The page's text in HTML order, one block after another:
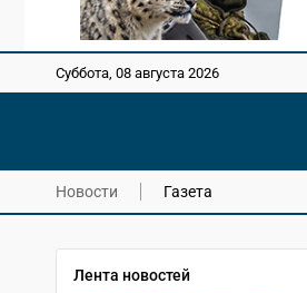
Суббота, 08 августа 2026
Новости Газета
Лента новостей